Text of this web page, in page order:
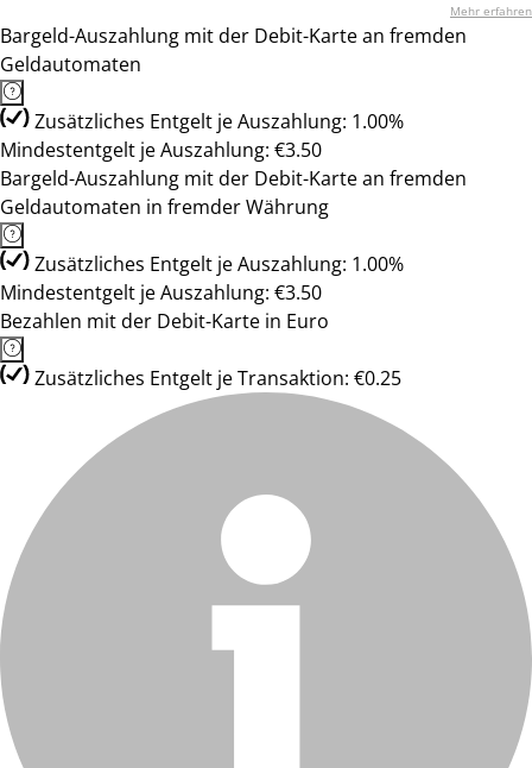
Mehr erfahren
Bargeld-Auszahlung mit der Debit-Karte an fremden
Geldautomaten
Zusätzliches Entgelt je Auszahlung: 1.00%
Mindestentgelt je Auszahlung: €3.50
Bargeld-Auszahlung mit der Debit-Karte an fremden
Geldautomaten in fremder Währung
Zusätzliches Entgelt je Auszahlung: 1.00%
Mindestentgelt je Auszahlung: €3.50
Bezahlen mit der Debit-Karte in Euro
Zusätzliches Entgelt je Transaktion: €0.25